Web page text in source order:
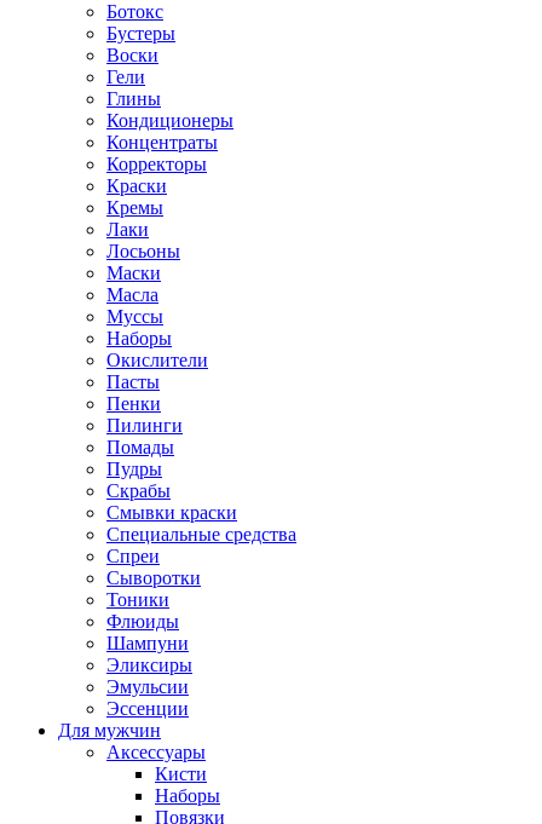
Ботокс
Бустеры
Воски
Гели
Глины
Кондиционеры
Концентраты
Корректоры
Краски
Кремы
Лаки
Лосьоны
Маски
Масла
Муссы
Наборы
Окислители
Пасты
Пенки
Пилинги
Помады
Пудры
Скрабы
Смывки краски
Специальные средства
Спреи
Сыворотки
Тоники
Флюиды
Шампуни
Эликсиры
Эмульсии
Эссенции
Для мужчин
Аксессуары
Кисти
Наборы
Повязки